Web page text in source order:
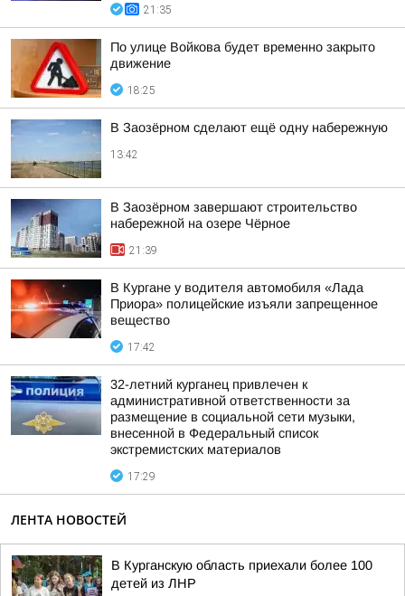
21:35
По улице Войкова будет временно закрыто
движение
18:25
В Заозёрном сделают ещё одну набережную
13:42
В Заозёрном завершают строительство
набережной на озере Чёрное
21:39
В Кургане у водителя автомобиля «Лада
Приора» полицейские изъяли запрещенное
вещество
17:42
32-летний курганец привлечен к
административной ответственности за
размещение в социальной сети музыки,
внесенной в Федеральный список
экстремистских материалов
17:29
ЛЕНТА НОВОСТЕЙ
В Курганскую область приехали более 100
детей из ЛНР